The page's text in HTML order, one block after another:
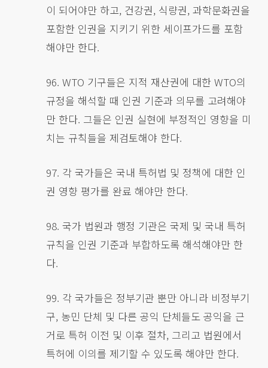
이 되어야만 하고, 건강권, 식량권, 과학문화권을
포함한 인권을 지키기 위한 세이프가드를 포함
해야만 한다.
96. WTO 기구들은 지적 재산권에 대한 WTO의
규정을 해석할 때 인권 기준과 의무를 고려해야
만 한다. 그들은 인권 실현에 부정적인 영향을 미
치는 규칙들을 제검토해야 한다.
97. 각 국가들은 국내 특허법 및 정책에 대한 인
권 영향 평가를 완료 해야만 한다.
98. 국가 법원과 행정 기관은 국제 및 국내 특허
규칙을 인권 기준과 부합하도록 해석해야만 한
다.
99. 각 국가들은 정부기관 뿐만 아니라 비정부기
구, 농민 단체 및 다른 공익 단체들도 공익을 근
거로 특허 이전 및 이후 절차, 그리고 법원에서
특허에 이의를 제기할 수 있도록 해야만 한다.